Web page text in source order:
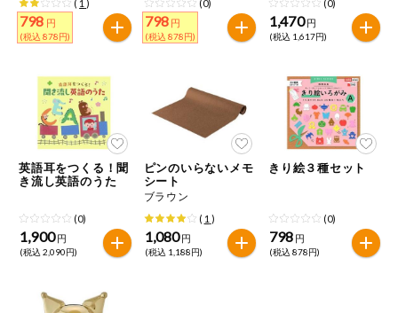
( 1 )
798 円
(税込 878円)
(0)
798 円
(税込 878円)
(0)
1,470 円
(税込 1,617円)
英語耳をつくる！聞
き流し英語のうた
(0)
1,900 円
(税込 2,090円)
ピンのいらないメモ
シート
ブラウン
( 1 )
1,080 円
(税込 1,188円)
きり絵３種セット
(0)
798 円
(税込 878円)